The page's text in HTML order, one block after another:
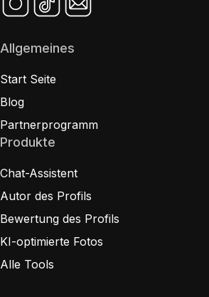
Allgemeines
Start Seite
Blog
Partnerprogramm
Produkte
Chat-Assistent
Autor des Profils
Bewertung des Profils
KI-optimierte Fotos
Alle Tools